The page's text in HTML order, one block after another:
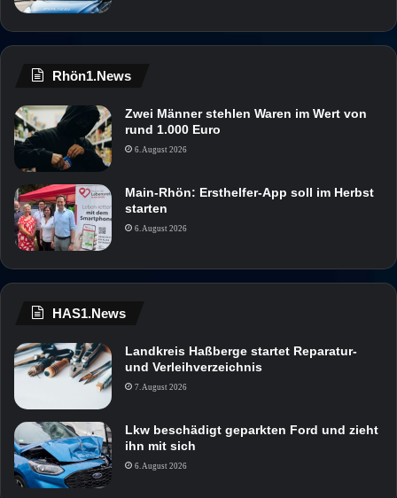
Rhön1.News
Zwei Männer stehlen Waren im Wert von
rund 1.000 Euro
6. August 2026
Main-Rhön: Ersthelfer-App soll im Herbst
starten
6. August 2026
HAS1.News
Landkreis Haßberge startet Reparatur-
und Verleihverzeichnis
7. August 2026
Lkw beschädigt geparkten Ford und zieht
ihn mit sich
6. August 2026